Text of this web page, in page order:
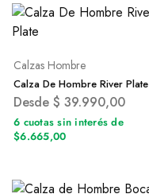
Calzas Hombre
Calza De Hombre River Plate
Desde $ 39.990,00
6 cuotas sin interés de
$6.665,00